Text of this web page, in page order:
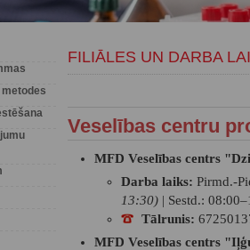
FILIĀLES UN DARBA
Veselības centru
MFD Veselības centrs
Darba laiks: Pirmd.-
13:30) | Sestd.:
Tālrunis:
MFD Veselības centrs